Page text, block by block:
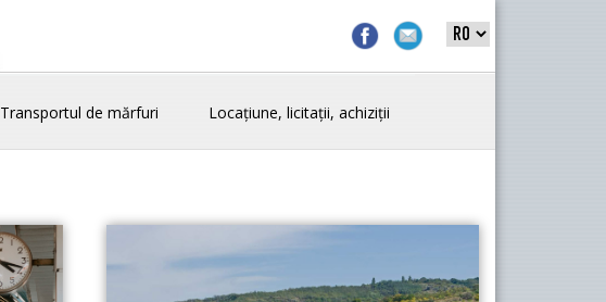
Transportul de mărfuri Locațiune, licitații, achiziții